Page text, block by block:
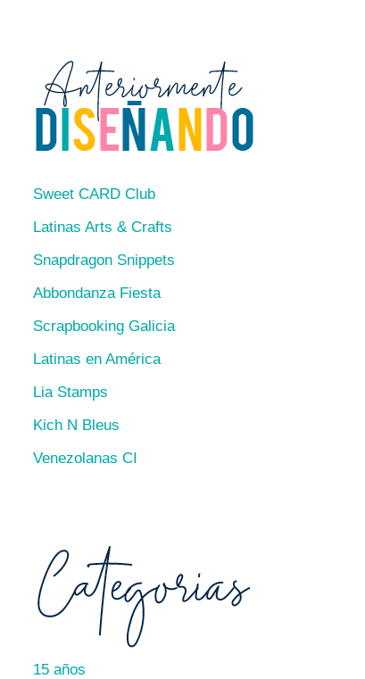
Sweet CARD Club
Latinas Arts & Crafts
Snapdragon Snippets
Abbondanza Fiesta
Scrapbooking Galicia
Latinas en América
Lia Stamps
Kich N Bleus
Venezolanas CI
15 años